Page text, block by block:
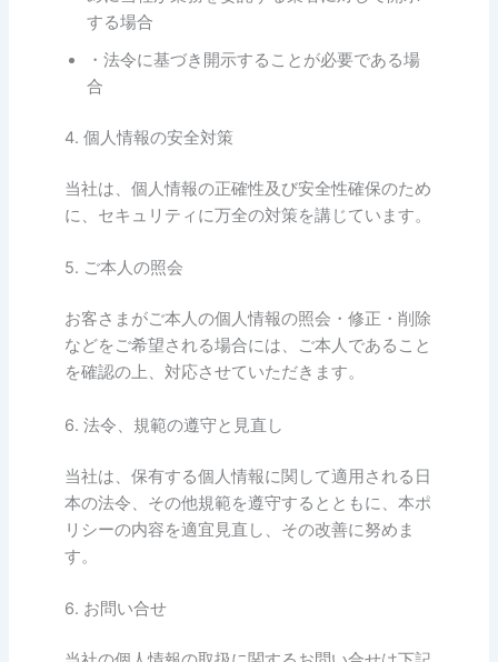
する場合
・法令に基づき開示することが必要である場
合
4. 個人情報の安全対策
当社は、個人情報の正確性及び安全性確保のため
に、セキュリティに万全の対策を講じています。
5. ご本人の照会
お客さまがご本人の個人情報の照会・修正・削除
などをご希望される場合には、ご本人であること
を確認の上、対応させていただきます。
6. 法令、規範の遵守と見直し
当社は、保有する個人情報に関して適用される日
本の法令、その他規範を遵守するとともに、本ポ
リシーの内容を適宜見直し、その改善に努めま
す。
6. お問い合せ